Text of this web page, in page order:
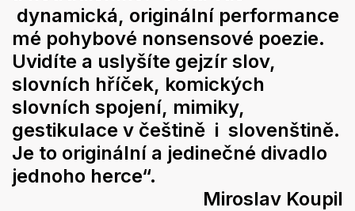
dynamická, originální performance
mé pohybové nonsensové poezie.
Uvidíte a uslyšíte gejzír slov,
slovních hříček, komických
slovních spojení, mimiky,
gestikulace v češtině i slovenštině.
Je to originální a jedinečné divadlo
jednoho herce“.
Miroslav Koupil